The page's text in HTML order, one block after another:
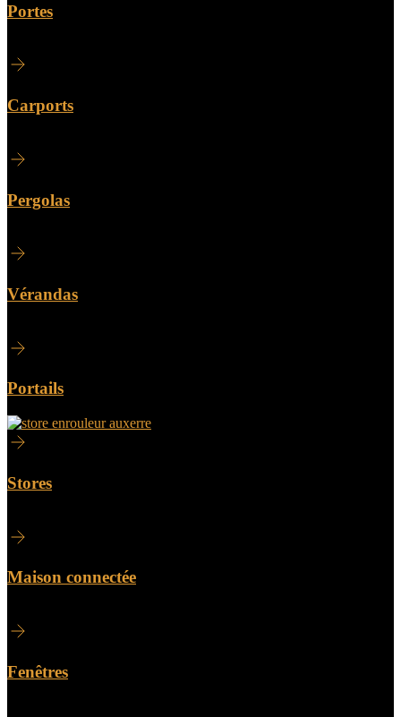
Portes
Carports
Pergolas
Vérandas
Portails
Stores
Maison connectée
Fenêtres